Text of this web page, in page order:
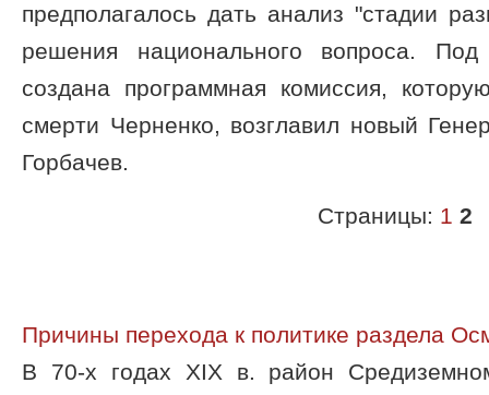
предполагалось дать анализ "стадии
решения национального вопроса.
создана программная комиссия,
смерти Черненко, возглавил новый
Горбачев.
Страницы: 1 2
Причины перехода к политике раздела
В 70-х годах XIX в. район